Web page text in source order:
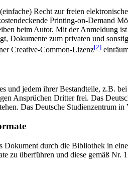
Recht zur freien
Printing-on-Demand
beim Autor. Mit der Anmeldung
Dokumente zum privaten und
Creative-Common-Lizenz[2]
und jedem ihrer Bestandteile, z.B.
Ansprüchen Dritter frei. Das
Das Deutsche Studienzentrum
Dokument durch die Bibliothek in
zu überführen und diese gemäß Nr.